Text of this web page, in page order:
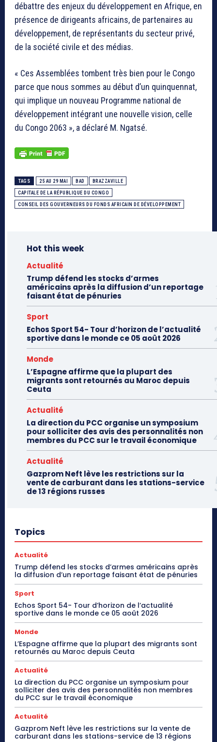
débattre des enjeux du développement en Afrique, en
présence de dirigeants africains, de partenaires au
développement, de représentants du secteur privé,
de la société civile et des médias.
« Ces Assemblées tombent très bien pour le Congo
parce que nous sommes au début d’un quinquennat,
qui implique un nouveau Programme national de
développement intégrant une nouvelle vision, celle
du Congo 2063 », a déclaré M. Ngatsé.
TAGS 25 AU 29 MAI BAD BRAZZAVILLE
CAPITALE DE LA RÉPUBLIQUE DU CONGO
CONSEIL DES GOUVERNEURS DU FONDS AFRICAIN DE DÉVELOPPEMENT
Hot this week
Actualité
Trump défend les stocks d’armes
américains après la diffusion d’un reportage
faisant état de pénuries
Sport
Echos Sport 54- Tour d’horizon de l’actualité
sportive dans le monde ce 05 août 2026
Monde
L’Espagne affirme que la plupart des
migrants sont retournés au Maroc depuis
Ceuta
Actualité
La direction du PCC organise un symposium
pour solliciter des avis des personnalités non
membres du PCC sur le travail économique
Actualité
Gazprom Neft lève les restrictions sur la
vente de carburant dans les stations-service
de 13 régions russes
Topics
Actualité
Trump défend les stocks d’armes américains après
la diffusion d’un reportage faisant état de pénuries
Sport
Echos Sport 54- Tour d’horizon de l’actualité
sportive dans le monde ce 05 août 2026
Monde
L’Espagne affirme que la plupart des migrants sont
retournés au Maroc depuis Ceuta
Actualité
La direction du PCC organise un symposium pour
solliciter des avis des personnalités non membres
du PCC sur le travail économique
Actualité
Gazprom Neft lève les restrictions sur la vente de
carburant dans les stations-service de 13 régions